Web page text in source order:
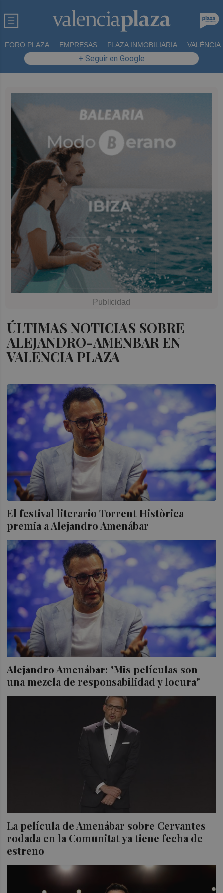
FORO PLAZA EMPRESAS PLAZA INMOBILIARIA VALÈNCIA
+ Seguir en Google
ÚLTIMAS NOTICIAS SOBRE
ALEJANDRO-AMENBAR EN
VALENCIA PLAZA
El festival literario Torrent Històrica
premia a Alejandro Amenábar
Alejandro Amenábar: "Mis películas son
una mezcla de responsabilidad y locura"
La película de Amenábar sobre Cervantes
rodada en la Comunitat ya tiene fecha de
estreno